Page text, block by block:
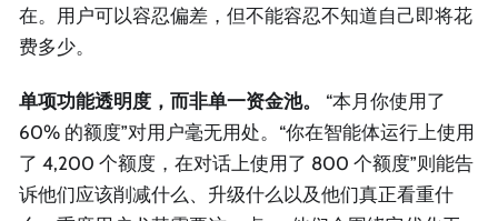
在。用户可以容忍偏差，但不能容忍不知道自己即将花
费多少。
单项功能透明度，而非单一资金池。
“本月你使用了
60% 的额度”对用户毫无用处。“你在智能体运行上使用
了 4,200 个额度，在对话上使用了 800 个额度”则能告
诉他们应该削减什么、升级什么以及他们真正看重什